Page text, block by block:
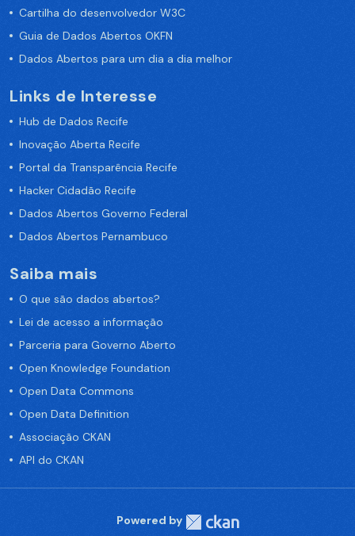
Cartilha do desenvolvedor W3C
Guia de Dados Abertos OKFN
Dados Abertos para um dia a dia melhor
Links de Interesse
Hub de Dados Recife
Inovação Aberta Recife
Portal da Transparência Recife
Hacker Cidadão Recife
Dados Abertos Governo Federal
Dados Abertos Pernambuco
Saiba mais
O que são dados abertos?
Lei de acesso a informação
Parceria para Governo Aberto
Open Knowledge Foundation
Open Data Commons
Open Data Definition
Associação CKAN
API do CKAN
Powered by